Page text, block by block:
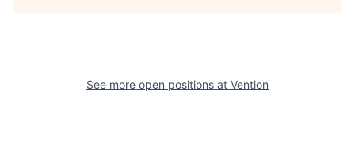
See more open positions at Vention